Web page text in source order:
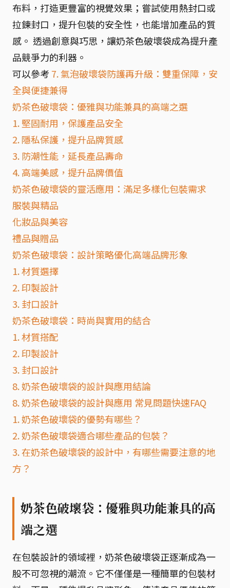
布料，打造更豐富的視覺效果；嘗試使用熱封口或
拉鍊封口，提升包裝的安全性，也能增加產品的質
感。 透過創意與巧思，讓奶茶色破壞袋成為提升產
品競爭力的利器。
可以參考 7. 氣泡破壞袋防護再升級：雙重保障，安
全與便捷兼得
奶茶色破壞袋：優雅與功能兼具的高端之選
1. 堅固耐用，保護產品安全
2. 隱私保護，提升品牌質感
3. 防潮性能，延長產品壽命
4. 高端美感，提升品牌價值
奶茶色破壞袋的靈活應用：滿足多樣化包裝需求
服裝與精品
化妝品與美容
禮品與贈品
奶茶色破壞袋：設計策略優化高端品牌形象
1. 材質選擇
2. 印製設計
3. 封口設計
奶茶色破壞袋：時尚與實用的結合
1. 材質搭配
2. 印製設計
3. 封口設計
8. 奶茶色破壞袋的設計與應用結論
8. 奶茶色破壞袋的設計與應用 常見問題快速FAQ
1. 奶茶色破壞袋的優勢有哪些？
2. 奶茶色破壞袋適合哪些產品的包裝？
3. 在奶茶色破壞袋的設計中，有哪些需要注意的地
方？
奶茶色破壞袋：優雅與功能兼具的高
端之選
在包裝設計的領域裡，奶茶色破壞袋正逐漸成為一
股不可忽視的潮流。它不僅僅是一種簡單的包裝材